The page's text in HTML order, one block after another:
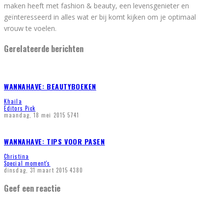
maken heeft met fashion & beauty, een levensgenieter en
geïnteresseerd in alles wat er bij komt kijken om je optimaal
vrouw te voelen.
Gerelateerde berichten
WANNAHAVE: BEAUTYBOEKEN
Khaila
Editors Pick
maandag, 18 mei 2015 5741
WANNAHAVE: TIPS VOOR PASEN
Christina
Special moment's
dinsdag, 31 maart 2015 4380
Geef een reactie